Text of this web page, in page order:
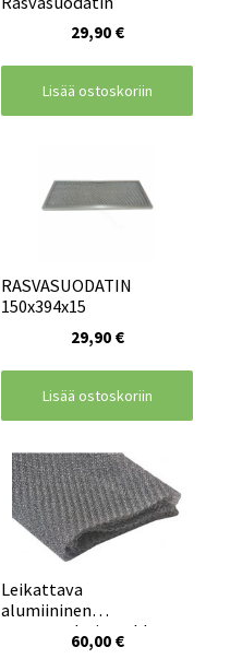
29,90 €
Lisää ostoskoriin
RASVASUODATIN
150x394x15
29,90 €
Lisää ostoskoriin
Leikattava
alumiininen
rasvasuodatinverkko
60,00 €